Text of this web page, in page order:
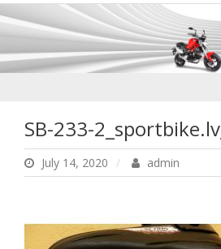
SB-
SB-233-
July 14, 2020 admin